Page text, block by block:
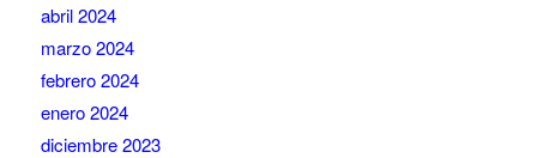
abril 2024
marzo 2024
febrero 2024
enero 2024
diciembre 2023